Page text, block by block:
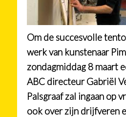
Om de succesvolle
werk van kunstenaar
zondagmiddag 8 maart
ABC directeur Gabriël
Palsgraaf zal ingaan op
ook over zijn drijfveren